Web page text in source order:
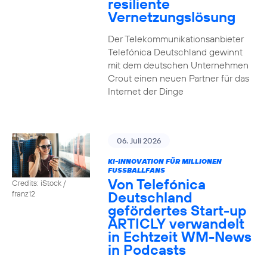
resiliente
Vernetzungslösung
Der Telekommunikationsanbieter
Telefónica Deutschland gewinnt
mit dem deutschen Unternehmen
Crout einen neuen Partner für das
Internet der Dinge
Credits: iStock /
franz12
06. Juli 2026
KI-INNOVATION FÜR MILLIONEN
FUSSBALLFANS
Von Telefónica
Deutschland
gefördertes Start-up
ARTICLY verwandelt
in Echtzeit WM-News
in Podcasts